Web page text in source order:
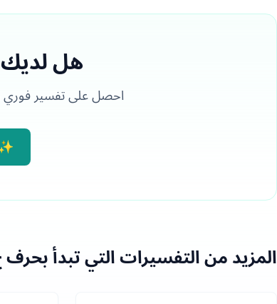
هل لديك
احصل على تفسير فوري
المزيد من التفسيرات التي تبدأ